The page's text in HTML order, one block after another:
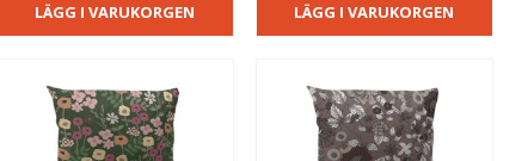
LÄGG I VARUKORGEN LÄGG I VARUKORGEN